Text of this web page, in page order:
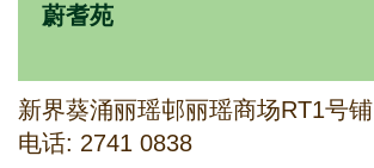
蔚耆苑
新界葵涌丽瑶邨丽瑶商场RT1号铺
电话: 2741 0838